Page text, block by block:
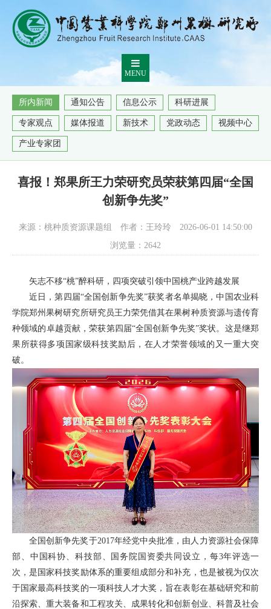
MENU
所内新闻 通知公告 信息公示 科研进展
专家观点 媒体报道 新技术 党政动态 视频中心
产业专家团
喜报！郑果所王力荣研究员荣获第四届“全国
创新争先奖”
来源：桃种质资源课题组 作者：王玲玲
2026-06-01 14:50:00
浏览量： 2642
矢志不移“桃”醉科研，四项突破引领中国桃产业跨越发展
近日，第四届“全国创新争先奖”获奖者名单揭晓，中国农业科
学院郑州果树研究所研究员王力荣凭借其在果树种质资源与遗传育
种领域的卓越贡献，荣获第四届“全国创新争先奖”奖状。这是继郑
果所获得多项国家级科技奖励后，在人才荣誉领域的又一重大突
破。
全国创新争先奖于2017年经党中央批准，由人力资源社会保障
部、中国科协、科技部、国务院国资委共同设立，每3年评选一
次，是国家科技奖励体系的重要组成部分和补充，也是被视为仅次
于国家最高科技奖的一项科技人才大奖，旨在表彰在基础研究和前
沿探索、重大装备和工程攻关、成果转化和创新创业、科普及社会